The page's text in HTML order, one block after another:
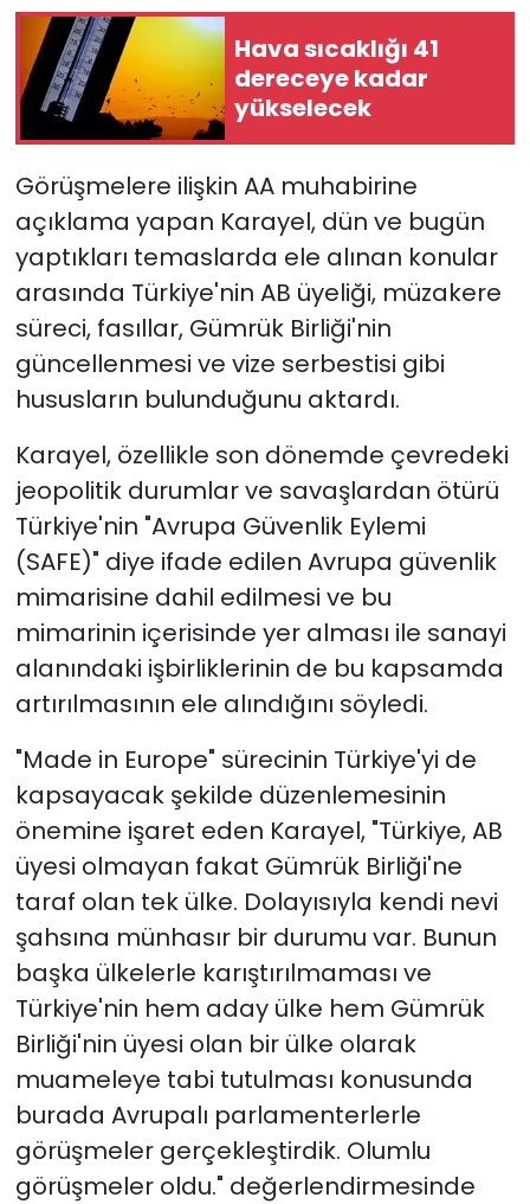
Hava sıcaklığı 41
dereceye kadar
yükselecek
Görüşmelere ilişkin AA muhabirine
açıklama yapan Karayel, dün ve bugün
yaptıkları temaslarda ele alınan konular
arasında Türkiye'nin AB üyeliği, müzakere
süreci, fasıllar, Gümrük Birliği'nin
güncellenmesi ve vize serbestisi gibi
hususların bulunduğunu aktardı.
Karayel, özellikle son dönemde çevredeki
jeopolitik durumlar ve savaşlardan ötürü
Türkiye'nin "Avrupa Güvenlik Eylemi
(SAFE)" diye ifade edilen Avrupa güvenlik
mimarisine dahil edilmesi ve bu
mimarinin içerisinde yer alması ile sanayi
alanındaki işbirliklerinin de bu kapsamda
artırılmasının ele alındığını söyledi.
"Made in Europe" sürecinin Türkiye'yi de
kapsayacak şekilde düzenlemesinin
önemine işaret eden Karayel, "Türkiye, AB
üyesi olmayan fakat Gümrük Birliği'ne
taraf olan tek ülke. Dolayısıyla kendi nevi
şahsına münhasır bir durumu var. Bunun
başka ülkelerle karıştırılmaması ve
Türkiye'nin hem aday ülke hem Gümrük
Birliği'nin üyesi olan bir ülke olarak
muameleye tabi tutulması konusunda
burada Avrupalı parlamenterlerle
görüşmeler gerçekleştirdik. Olumlu
görüşmeler oldu." değerlendirmesinde
Yazarlar